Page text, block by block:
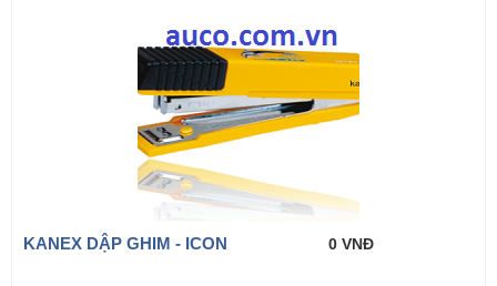
KANEX DẬP GHIM - ICON 0 VNĐ